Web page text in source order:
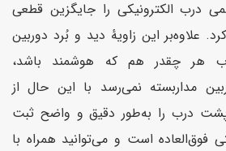
درب الکترونیکی را جایگزین قطعی
علاوه‌بر این زاویهٔ دید و بُرد دوربین
هر چقدر هم که هوشمند باشد،
مداربسته نمی‌رسد با این حال از
پشت درب را به‌طور دقیق و واضح ثبت
فوق‌العاده است و می‌توانید همراه با